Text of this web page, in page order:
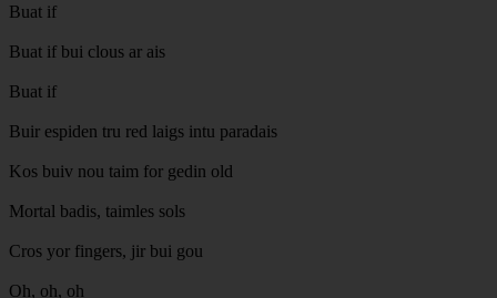
Buat if
Buat if bui clous ar ais
Buat if
Buir espiden tru red laigs intu paradais
Kos buiv nou taim for gedin old
Mortal badis, taimles sols
Cros yor fingers, jir bui gou
Oh, oh, oh